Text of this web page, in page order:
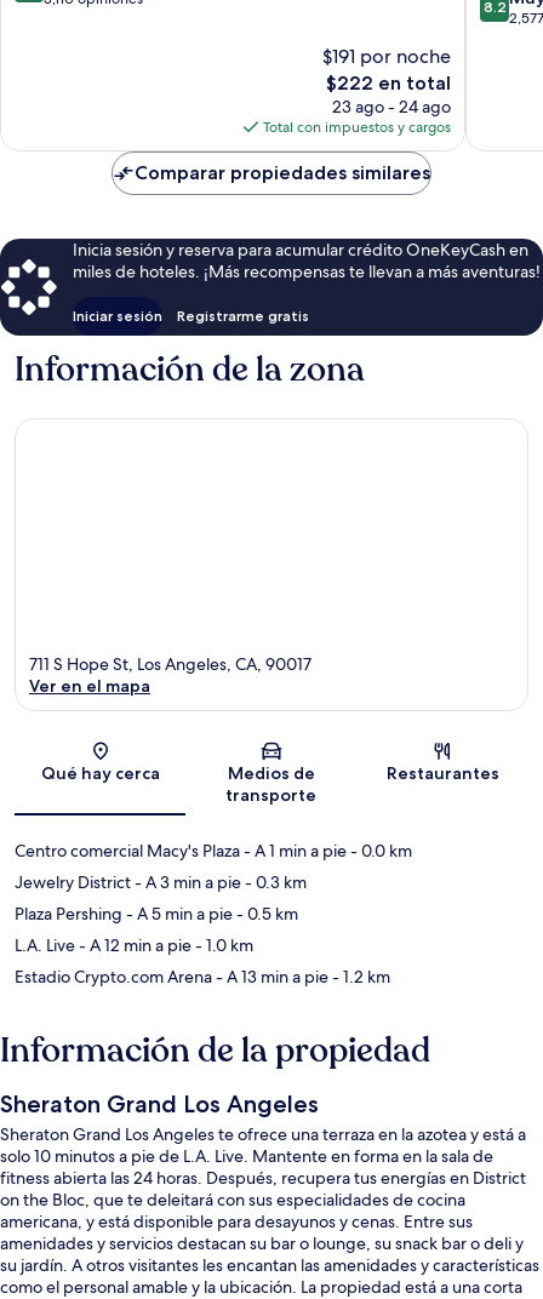
$191 por noche
El
precio
actual
es
de
$222
$222 en total
23 ago - 24 ago
Total con impuestos y cargos
Los
de
8.2
Comparar propiedades similares
Inicia sesión y reserva para acumular crédito OneKeyCash en
miles de hoteles. ¡Más recompensas te llevan a más aventuras!
Iniciar sesión Registrarme gratis
Información de la zona
Sección del mapa
711 S Hope St, Los Angeles, CA, 90017
Ver en el mapa
Qué hay cerca
Medios de
transporte
Restaurantes
Centro comercial Macy's Plaza- A 1 min a pie- 0.0 km
Jewelry District- A 3 min a pie- 0.3 km
Plaza Pershing - A 5 min a pie- 0.5 km
L.A. Live- A 12 min a pie- 1.0 km
Estadio Crypto.com Arena- A 13 min a pie- 1.2 km
Información de la propiedad
Sheraton Grand Los Angeles
Sheraton Grand Los Angeles te ofrece una terraza en la azotea y está a
solo 10 minutos a pie de L.A. Live. Mantente en forma en la sala de
fitness abierta las 24 horas. Después, recupera tus energías en District
on the Bloc, que te deleitará con sus especialidades de cocina
americana, y está disponible para desayunos y cenas. Entre sus
amenidades y servicios destacan su bar o lounge, su snack bar o deli y
su jardín. A otros visitantes les encantan las amenidades y características
como el personal amable y la ubicación. La propiedad está a una corta